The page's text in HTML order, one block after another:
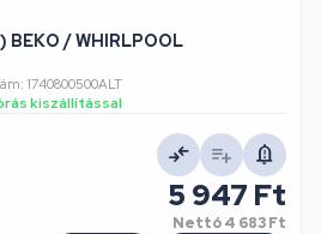
/ WHIRLPOOL
1740800500ALT
kiszállítással
5 947 Ft
Nettó4 683 Ft